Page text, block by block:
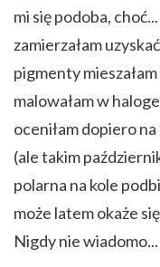
mi się podoba,
zamierzałam
pigmenty
malowałam w
oceniłam dopiero
(ale takim
polarna na kole
może latem okaże
Nigdy nie wiadomo...